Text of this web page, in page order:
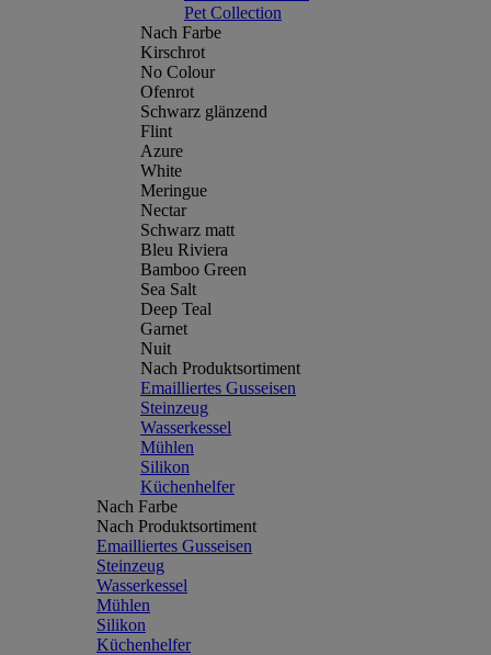
Pet Collection
Nach Farbe
Kirschrot
No Colour
Ofenrot
Schwarz glänzend
Flint
Azure
White
Meringue
Nectar
Schwarz matt
Bleu Riviera
Bamboo Green
Sea Salt
Deep Teal
Garnet
Nuit
Nach Produktsortiment
Emailliertes Gusseisen
Steinzeug
Wasserkessel
Mühlen
Silikon
Küchenhelfer
Nach Farbe
Nach Produktsortiment
Emailliertes Gusseisen
Steinzeug
Wasserkessel
Mühlen
Silikon
Küchenhelfer